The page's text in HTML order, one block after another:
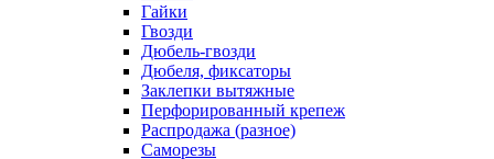
Гайки
Гвозди
Дюбель-гвозди
Дюбеля, фиксаторы
Заклепки вытяжные
Перфорированный крепеж
Распродажа (разное)
Саморезы